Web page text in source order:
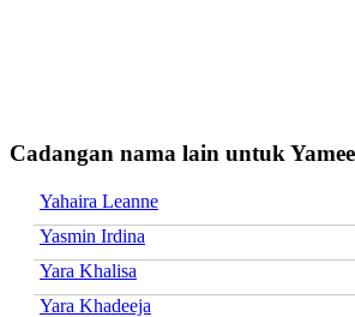
Cadangan nama lain untuk
Yahaira Leanne
Yasmin Irdina
Yara Khalisa
Yara Khadeeja